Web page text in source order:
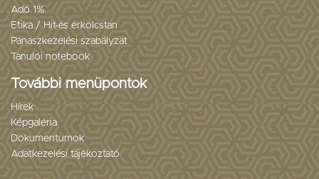
Adó 1%
Etika / Hit-és erkölcstan
Panaszkezelési szabályzat
Tanulói notebook
További menüpontok
Hírek
Képgaléria
Dokumentumok
Adatkezelési tájékoztató